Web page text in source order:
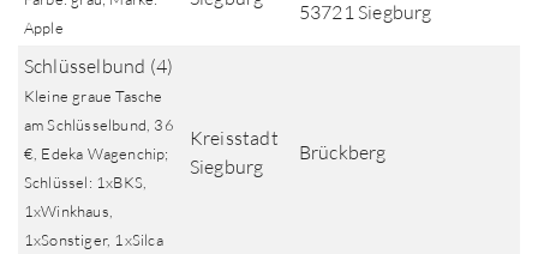
Apple
53721 Siegburg
Schlüsselbund (4)
Kleine graue Tasche
am Schlüsselbund, 36
€, Edeka Wagenchip;
Schlüssel: 1xBKS,
1xWinkhaus,
1xSonstiger, 1xSilca
Kreisstadt
Siegburg
Brückberg